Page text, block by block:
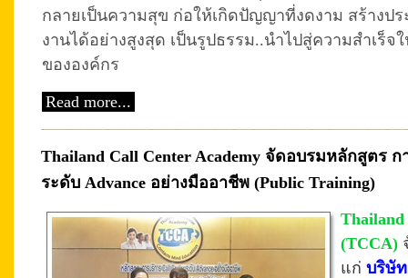
กลายเป็นความสุข ก่อให้เกิดปัญญาที่งดงาม สร้างป
งานได้อย่างสูงสุด เป็นรูปธรรม..นำไปสู่ความสำเร็
ขององค์กร
Read more...
Thailand Call Center Academy จัดอบรมหลักสูตร ก
ระดับ Advance อย่างมืออาชีพ (Public Training)
Thailand
(TCCA)
แก่ บริษัท